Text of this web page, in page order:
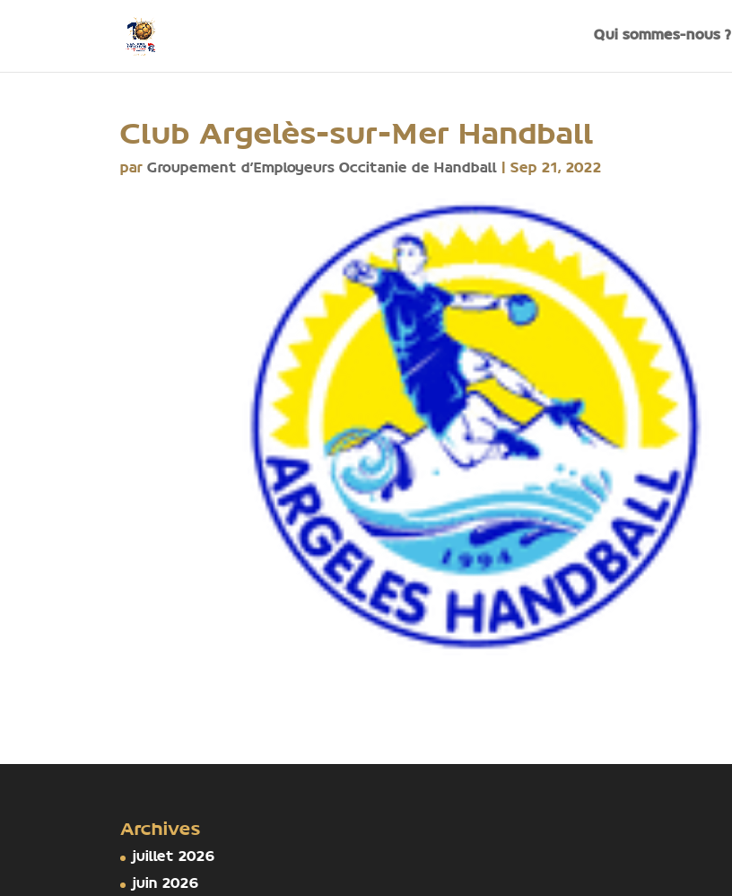
Qui sommes-nous ?
Club Argelès-sur-Mer Handball
parGroupement d'Employeurs Occitanie de Handball |Sep 21, 2022
Archives
juillet 2026
juin 2026